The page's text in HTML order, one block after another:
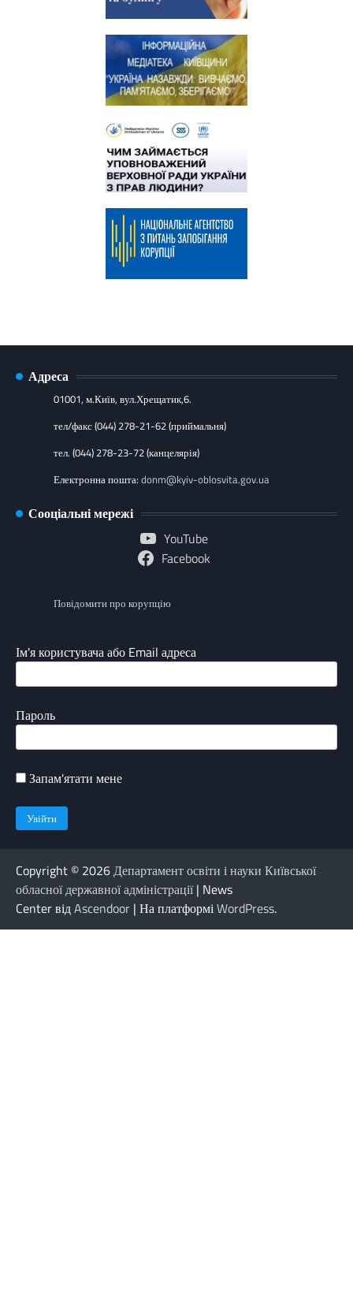
Адреса
01001, м.Київ, вул.Хрещатик,6.
тел/факс (044) 278-21-62 (приймальня)
тел. (044) 278-23-72 (канцелярія)
Електронна пошта: donm@kyiv-oblosvita.gov.ua
Сооціальні мережі
YouTube
Facebook
Повідомити про корупцію
Ім'я користувача або Email адреса
Пароль
Запам'ятати мене
Copyright © 2026Департамент освіти і науки Київської
обласної державної адміністрації| News
Center відAscendoor | На платформіWordPress.